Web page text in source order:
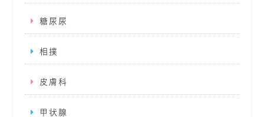
糖尿尿
相撲
皮膚科
甲状腺